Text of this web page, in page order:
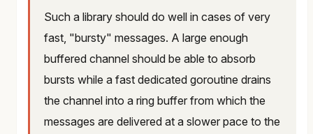
Such a library should do well in cases of very
fast, "bursty" messages. A large enough
buffered channel should be able to absorb
bursts while a fast dedicated goroutine drains
the channel into a ring buffer from which the
messages are delivered at a slower pace to the